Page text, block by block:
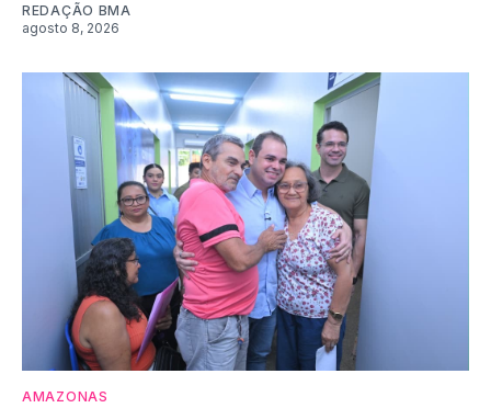
REDAÇÃO BMA
agosto 8, 2026
AMAZONAS